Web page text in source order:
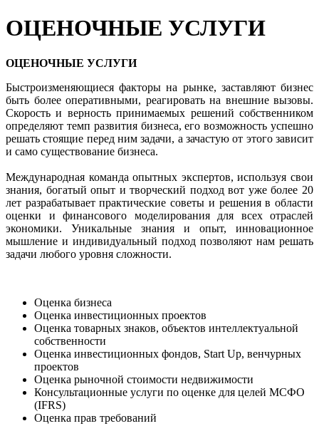
ОЦЕНОЧНЫЕ УСЛУГИ
ОЦЕНОЧНЫЕ УСЛУГИ
Быстроизменяющиеся факторы на рынке, заставляют бизнес
быть более оперативными, реагировать на внешние вызовы.
Скорость и верность принимаемых решений собственником
определяют темп развития бизнеса, его возможность успешно
решать стоящие перед ним задачи, а зачастую от этого зависит
и само существование бизнеса.
Международная команда опытных экспертов, используя свои
знания, богатый опыт и творческий подход вот уже более 20
лет разрабатывает практические советы и решения в области
оценки и финансового моделирования для всех отраслей
экономики. Уникальные знания и опыт, инновационное
мышление и индивидуальный подход позволяют нам решать
задачи любого уровня сложности.
Оценка бизнеса
Оценка инвестиционных проектов
Оценка товарных знаков, объектов интеллектуальной
собственности
Оценка инвестиционных фондов, Start Up, венчурных
проектов
Оценка рыночной стоимости недвижимости
Консультационные услуги по оценке для целей МСФО
(IFRS)
Оценка прав требований